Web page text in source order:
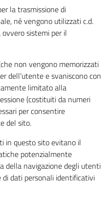
la trasmissione di
né vengono utilizzati c.d.
sistemi per il
non vengono memorizzati
dell’utente e svaniscono con
limitato alla
(costituiti da numeri
per consentire
del sito.
in questo sito evitano il
potenzialmente
della navigazione degli utenti
di dati personali identificativi